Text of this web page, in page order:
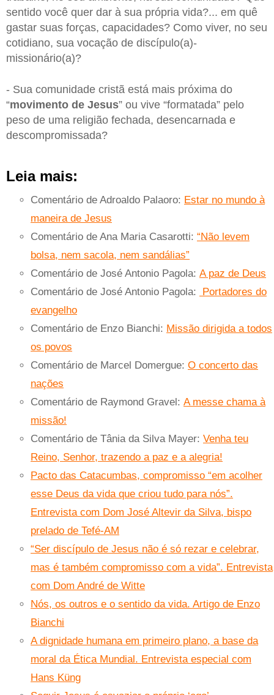
sentido você quer dar à sua própria vida?... em quê
gastar suas forças, capacidades? Como viver, no seu
cotidiano, sua vocação de discípulo(a)-
missionário(a)?
- Sua comunidade cristã está mais próxima do
“movimento de Jesus” ou vive “formatada” pelo
peso de uma religião fechada, desencarnada e
descompromissada?
Leia mais:
Comentário de Adroaldo Palaoro: Estar no mundo à
maneira de Jesus
Comentário de Ana Maria Casarotti: “Não levem
bolsa, nem sacola, nem sandálias”
Comentário de José Antonio Pagola: A paz de Deus
Comentário de José Antonio Pagola:
Portadores do
evangelho
Comentário de Enzo Bianchi: Missão dirigida a todos
os povos
Comentário de Marcel Domergue: O concerto das
nações
Comentário de Raymond Gravel: A messe chama à
missão!
Comentário de Tânia da Silva Mayer: Venha teu
Reino, Senhor, trazendo a paz e a alegria!
Pacto das Catacumbas, compromisso “em acolher
esse Deus da vida que criou tudo para nós”.
Entrevista com Dom José Altevir da Silva, bispo
prelado de Tefé-AM
“Ser discípulo de Jesus não é só rezar e celebrar,
mas é também compromisso com a vida”. Entrevista
com Dom André de Witte
Nós, os outros e o sentido da vida. Artigo de Enzo
Bianchi
A dignidade humana em primeiro plano, a base da
moral da Ética Mundial. Entrevista especial com
Hans Küng